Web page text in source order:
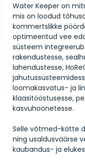
Water Keeper on
mis on loodud
kommertslikke
optimeeritud vee
süsteem
rakendustesse,
lahendustesse,
loomakasvatus- ja
klaasitööstusesse,
kasvuhoonetesse.
Selle võtmed-kätte
ning usaldusväärse
kaubandus- ja